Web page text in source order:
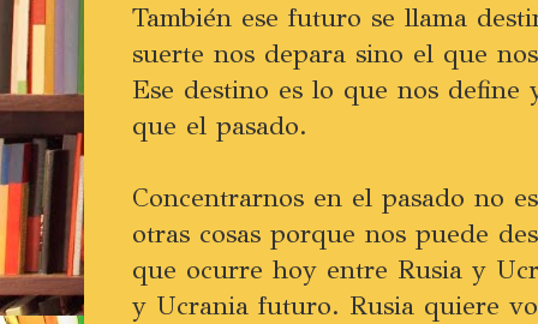
También ese futuro se llama
suerte nos depara sino el que
Ese destino es lo que nos define
que el pasado.
Concentrarnos en el pasado no
otras cosas porque nos puede
que ocurre hoy entre Rusia y
y Ucrania futuro. Rusia quiere